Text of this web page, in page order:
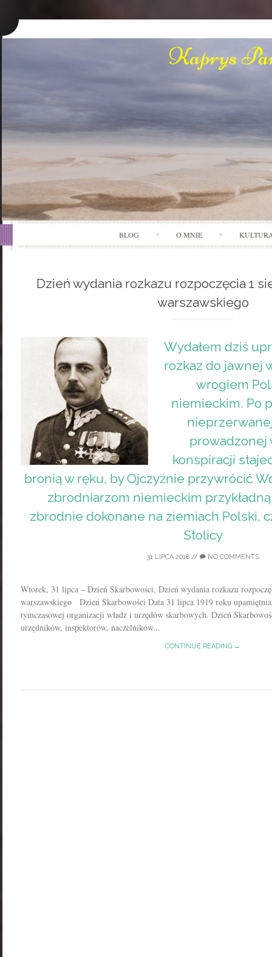
Kaprys
BLOG O MNIE
Dzień wydania rozkazu rozpoczęcia 1
warszawskiego
Wydałem dziś
rozkaz do jawnej
wrogiem
niemieckim. Po
prowadzonej
konspiracji
bronią w ręku, by Ojczyźnie przywrócić
zbrodniarzom niemieckim
zbrodnie dokonane na ziemiach Polski,
Stolicy
31 LIPCA 2018// NO COMMENTS
Wtorek, 31 lipca – Dzień Skarbowości, Dzień wydania rozkazu
warszawskiego Dzień Skarbowości Data 31 lipca 1919 roku
tymczasowej organizacji władz i urzędów skarbowych. Dzień
urzędników, inspektorów, naczelników...
CONTINUE READING →